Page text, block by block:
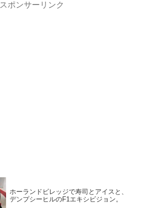
スポンサーリンク
ホーランドビレッジで寿司とアイスと、
デンプシーヒルのF1エキシビジョン。